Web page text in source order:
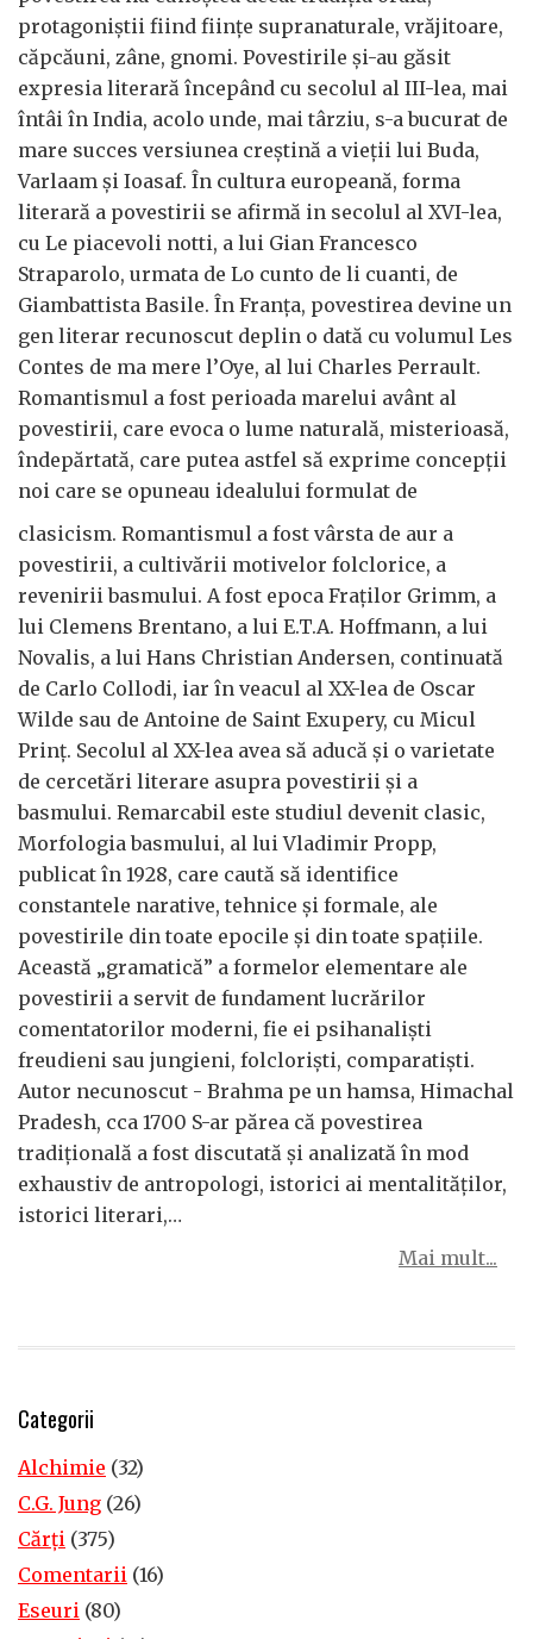
protagoniștii fiind ființe supranaturale, vrăjitoare,
căpcăuni, zâne, gnomi. Povestirile și-au găsit
expresia literară începând cu secolul al III-lea, mai
întâi în India, acolo unde, mai târziu, s-a bucurat de
mare succes versiunea creștină a vieții lui Buda,
Varlaam și Ioasaf. În cultura europeană, forma
literară a povestirii se afirmă in secolul al XVI-lea,
cu Le piacevoli notti, a lui Gian Francesco
Straparolo, urmata de Lo cunto de li cuanti, de
Giambattista Basile. În Franța, povestirea devine un
gen literar recunoscut deplin o dată cu volumul Les
Contes de ma mere l’Oye, al lui Charles Perrault.
Romantismul a fost perioada marelui avânt al
povestirii, care evoca o lume naturală, misterioasă,
îndepărtată, care putea astfel să exprime concepții
noi care se opuneau idealului formulat de
clasicism. Romantismul a fost vârsta de aur a
povestirii, a cultivării motivelor folclorice, a
revenirii basmului. A fost epoca Fraților Grimm, a
lui Clemens Brentano, a lui E.T.A. Hoffmann, a lui
Novalis, a lui Hans Christian Andersen, continuată
de Carlo Collodi, iar în veacul al XX-lea de Oscar
Wilde sau de Antoine de Saint Exupery, cu Micul
Prinț. Secolul al XX-lea avea să aducă și o varietate
de cercetări literare asupra povestirii și a
basmului. Remarcabil este studiul devenit clasic,
Morfologia basmului, al lui Vladimir Propp,
publicat în 1928, care caută să identifice
constantele narative, tehnice și formale, ale
povestirile din toate epocile și din toate spațiile.
Această „gramatică” a formelor elementare ale
povestirii a servit de fundament lucrărilor
comentatorilor moderni, fie ei psihanaliști
freudieni sau jungieni, folcloriști, comparatiști.
Autor necunoscut - Brahma pe un hamsa, Himachal
Pradesh, cca 1700 S-ar părea că povestirea
tradițională a fost discutată și analizată în mod
exhaustiv de antropologi, istorici ai mentalităților,
istorici literari,…
Mai mult...
Categorii
Alchimie (32)
C.G. Jung (26)
Cărţi (375)
Comentarii (16)
Eseuri (80)